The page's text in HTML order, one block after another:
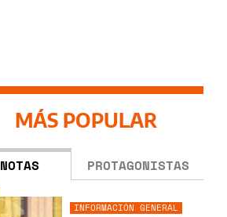
MÁS POPULAR
NOTAS PROTAGONISTAS
INFORMACIÓN GENERAL